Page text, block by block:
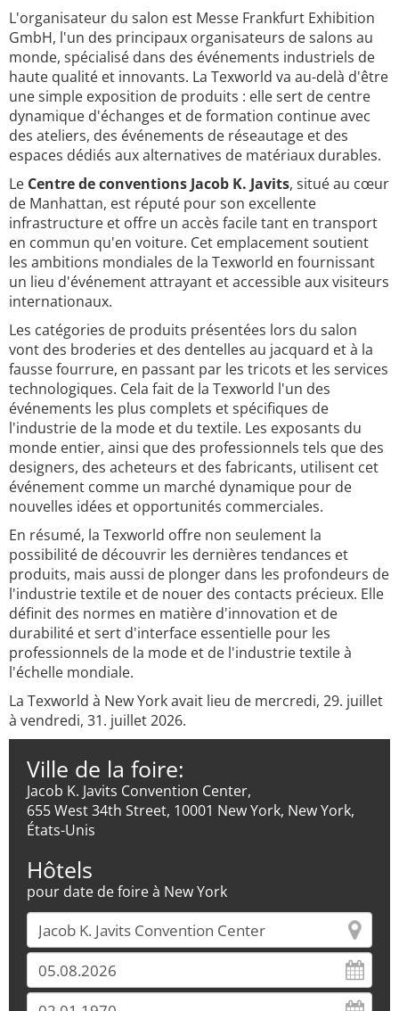
L'organisateur du salon est Messe Frankfurt Exhibition
GmbH, l'un des principaux organisateurs de salons au
monde, spécialisé dans des événements industriels de
haute qualité et innovants. La Texworld va au-delà d'être
une simple exposition de produits : elle sert de centre
dynamique d'échanges et de formation continue avec
des ateliers, des événements de réseautage et des
espaces dédiés aux alternatives de matériaux durables.
Le Centre de conventions Jacob K. Javits, situé au cœur
de Manhattan, est réputé pour son excellente
infrastructure et offre un accès facile tant en transport
en commun qu'en voiture. Cet emplacement soutient
les ambitions mondiales de la Texworld en fournissant
un lieu d'événement attrayant et accessible aux visiteurs
internationaux.
Les catégories de produits présentées lors du salon
vont des broderies et des dentelles au jacquard et à la
fausse fourrure, en passant par les tricots et les services
technologiques. Cela fait de la Texworld l'un des
événements les plus complets et spécifiques de
l'industrie de la mode et du textile. Les exposants du
monde entier, ainsi que des professionnels tels que des
designers, des acheteurs et des fabricants, utilisent cet
événement comme un marché dynamique pour de
nouvelles idées et opportunités commerciales.
En résumé, la Texworld offre non seulement la
possibilité de découvrir les dernières tendances et
produits, mais aussi de plonger dans les profondeurs de
l'industrie textile et de nouer des contacts précieux. Elle
définit des normes en matière d'innovation et de
durabilité et sert d'interface essentielle pour les
professionnels de la mode et de l'industrie textile à
l'échelle mondiale.
La Texworld à New York avait lieu de mercredi, 29. juillet
à vendredi, 31. juillet 2026.
Ville de la foire:
Jacob K. Javits Convention Center,
655 West 34th Street, 10001 New York, New York,
États-Unis
Hôtels
pour date de foire à New York